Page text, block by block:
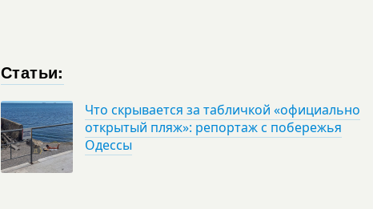
Статьи:
Что скрывается за табличкой «официально
открытый пляж»: репортаж с побережья
Одессы